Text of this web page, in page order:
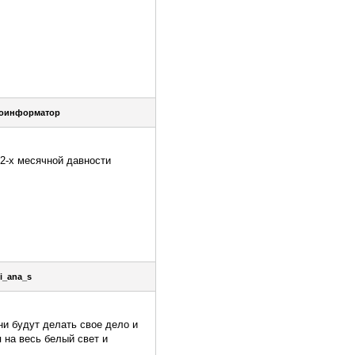
х месячной давности
будут делать свое дело и
весь белый свет и